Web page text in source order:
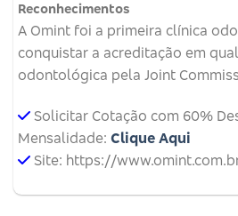
Reconhecimentos
A Omint foi a primeira clínica
conquistar a acreditação em
odontológica pela Joint
Solicitar Cotação com 60%
Mensalidade: Clique Aqui
Site: https://